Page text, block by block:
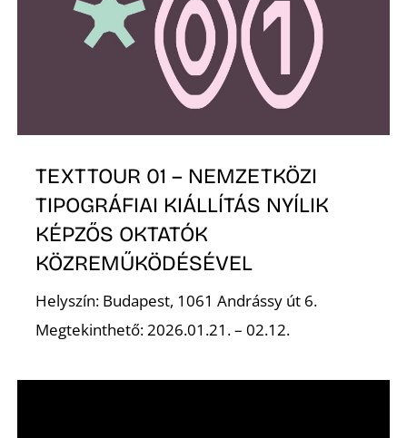
TEXTTOUR 01 – NEMZETKÖZI
TIPOGRÁFIAI KIÁLLÍTÁS NYÍLIK
KÉPZŐS OKTATÓK
KÖZREMŰKÖDÉSÉVEL
Helyszín: Budapest, 1061 Andrássy út 6.
Megtekinthető: 2026.01.21. – 02.12.